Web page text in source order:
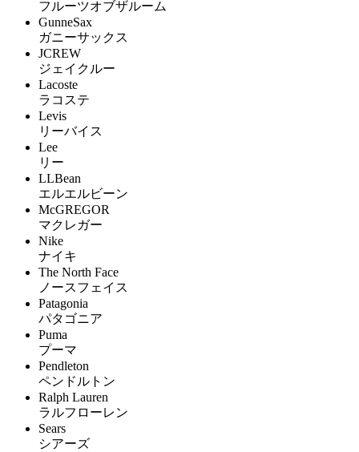
フルーツオブザルーム
GunneSax
ガニーサックス
JCREW
ジェイクルー
Lacoste
ラコステ
Levis
リーバイス
Lee
リー
LLBean
エルエルビーン
McGREGOR
マクレガー
Nike
ナイキ
The North Face
ノースフェイス
Patagonia
パタゴニア
Puma
プーマ
Pendleton
ペンドルトン
Ralph Lauren
ラルフローレン
Sears
シアーズ